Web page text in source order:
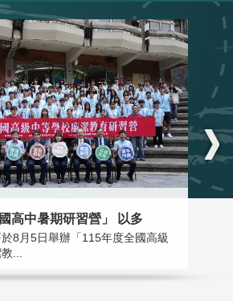
高中暑期研習營」 以多
8月5日舉辦「115年度全國高級
...